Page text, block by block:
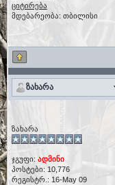
ციტირება
მდებარეობა: თბილისი
ზახარა
ზახარა
ჯგუფი: ადმინი
პოსტები: 10,776
რეგისტრ.: 16-May 09